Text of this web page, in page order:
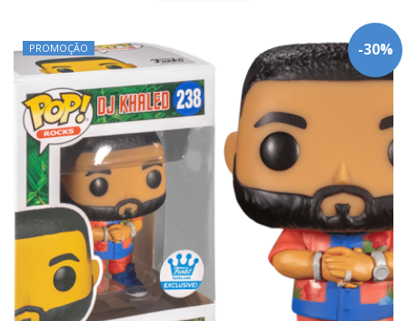
-30%
PROMOÇÃO